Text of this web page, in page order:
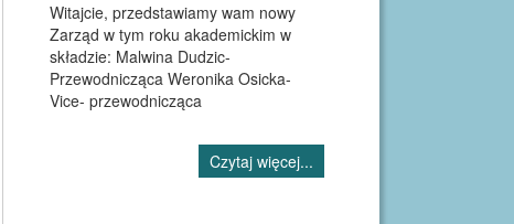
Witajcie, przedstawiamy wam nowy
Zarząd w tym roku akademickim w
składzie: Malwina Dudzic-
Przewodnicząca Weronika Osicka-
Vice- przewodnicząca
Czytaj więcej...